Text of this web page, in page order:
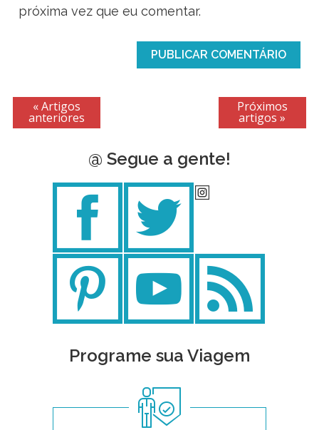
próxima vez que eu comentar.
« Artigos
anteriores
Próximos
artigos »
@ Segue a gente!
Programe sua Viagem